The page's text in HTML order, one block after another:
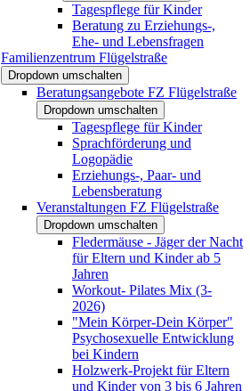
Tagespflege für Kinder
Beratung zu Erziehungs-,
Ehe- und Lebensfragen
Familienzentrum Flügelstraße
Dropdown umschalten
Beratungsangebote FZ Flügelstraße
Dropdown umschalten
Tagespflege für Kinder
Sprachförderung und
Logopädie
Erziehungs-, Paar- und
Lebensberatung
Veranstaltungen FZ Flügelstraße
Dropdown umschalten
Fledermäuse - Jäger der Nacht
für Eltern und Kinder ab 5
Jahren
Workout- Pilates Mix (3-
2026)
"Mein Körper-Dein Körper"
Psychosexuelle Entwicklung
bei Kindern
Holzwerk-Projekt für Eltern
und Kinder von 3 bis 6 Jahren